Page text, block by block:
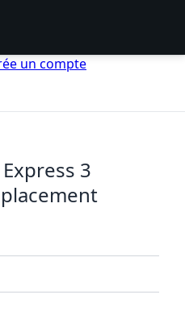
un compte
3